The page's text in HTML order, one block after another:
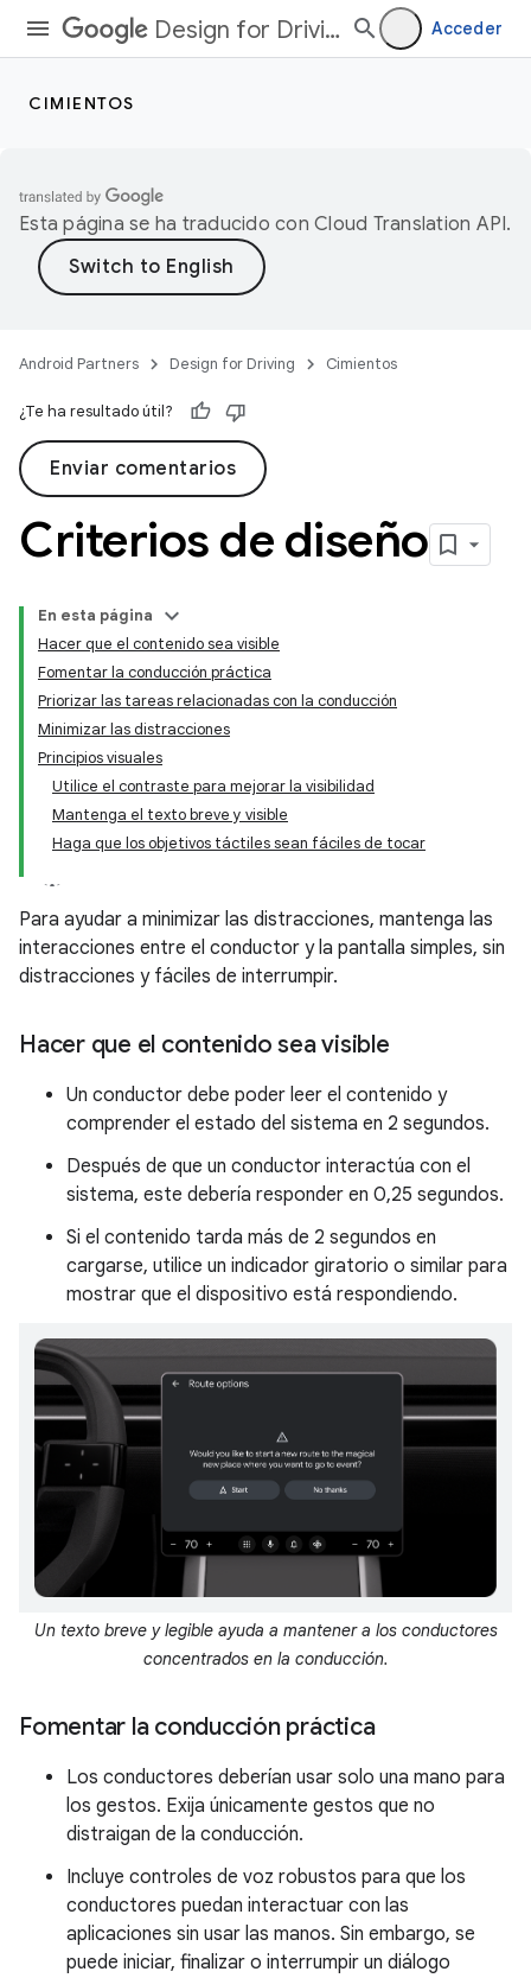
Design for Driving Acceder
CIMIENTOS
Esta página se ha traducido con Cloud Translation API.
Android Partners Design for Driving Cimientos
¿Te ha resultado útil?
Enviar comentarios
Criterios de diseño
En esta página
Hacer que el contenido sea visible
Fomentar la conducción práctica
Priorizar las tareas relacionadas con la conducción
Minimizar las distracciones
Principios visuales
Utilice el contraste para mejorar la visibilidad
Mantenga el texto breve y visible
Haga que los objetivos táctiles sean fáciles de tocar
Para ayudar a minimizar las distracciones, mantenga las
interacciones entre el conductor y la pantalla simples, sin
distracciones y fáciles de interrumpir.
Hacer que el contenido sea visible
Un conductor debe poder leer el contenido y
comprender el estado del sistema en 2 segundos.
Después de que un conductor interactúa con el
sistema, este debería responder en 0,25 segundos.
Si el contenido tarda más de 2 segundos en
cargarse, utilice un indicador giratorio o similar para
mostrar que el dispositivo está respondiendo.
Un texto breve y legible ayuda a mantener a los conductores
concentrados en la conducción.
Fomentar la conducción práctica
Los conductores deberían usar solo una mano para
los gestos. Exija únicamente gestos que no
distraigan de la conducción.
Incluye controles de voz robustos para que los
conductores puedan interactuar con las
aplicaciones sin usar las manos. Sin embargo, se
puede iniciar, finalizar o interrumpir un diálogo